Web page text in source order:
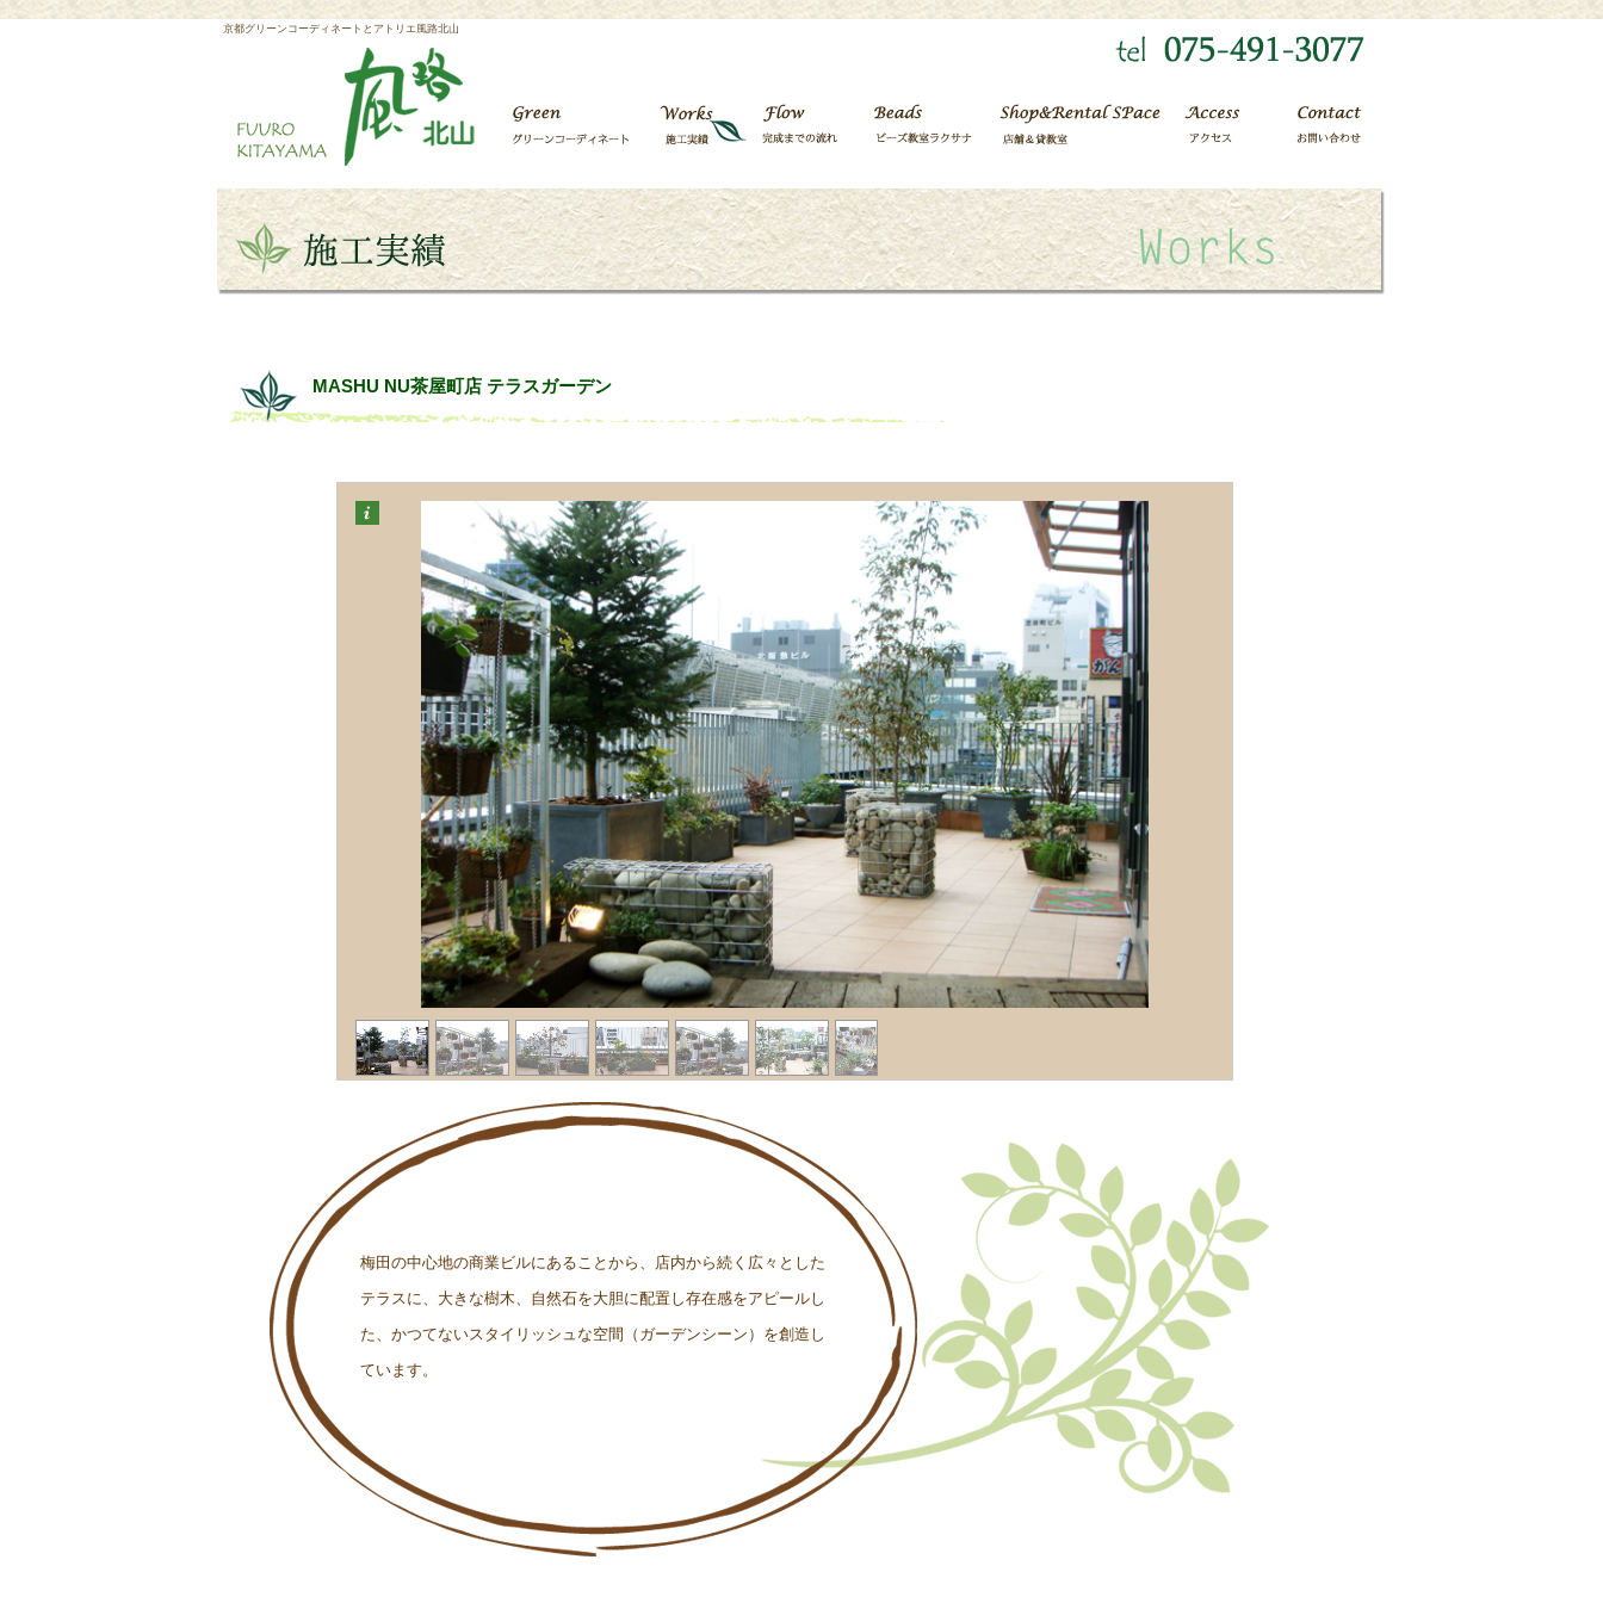
京都グリーンコーディネートとアトリエ風路北山
MASHU NU茶屋町店 テラスガーデン
梅田の中心地の商業ビルにあることから、店内から続く広々とした
テラスに、大きな樹木、自然石を大胆に配置し存在感をアピールし
た、かつてないスタイリッシュな空間（ガーデンシーン）を創造し
ています。